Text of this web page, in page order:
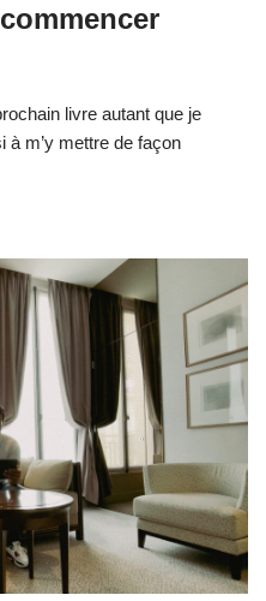
livre autant que je
à m’y mettre de façon